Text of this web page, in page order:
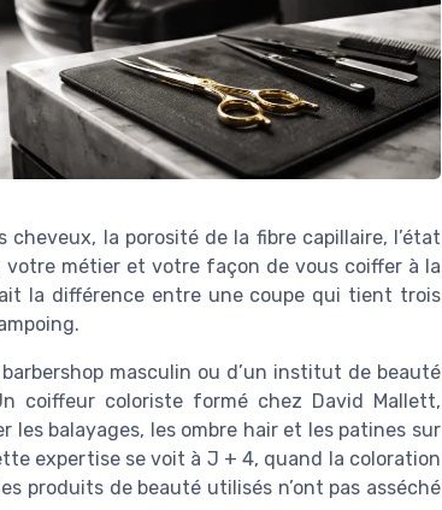
la porosité de la fibre capillaire, l’état
métier et votre façon de vous coiffer à la
la différence entre une coupe qui tient trois
barbershop masculin ou d’un institut de beauté
coiffeur coloriste formé chez David Mallett,
les balayages, les ombre hair et les patines sur
expertise se voit à J + 4, quand la coloration
produits de beauté utilisés n’ont pas asséché